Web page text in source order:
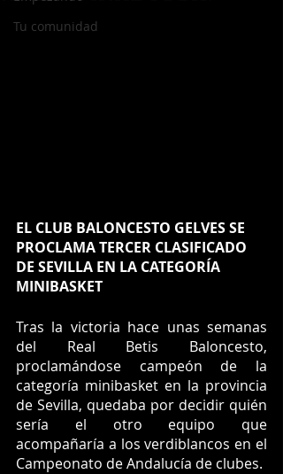
Tu comunidad
EL CLUB BALONCESTO GELVES SE
PROCLAMA TERCER CLASIFICADO
DE SEVILLA EN LA CATEGORÍA
MINIBASKET
Tras la victoria hace unas semanas
del Real Betis Baloncesto,
proclamándose campeón de la
categoría minibasket en la provincia
de Sevilla, quedaba por decidir quién
sería el otro equipo que
acompañaría a los verdiblancos en el
Campeonato de Andalucía de clubes.